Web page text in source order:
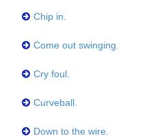
Chip in.
Come out swinging.
Cry foul.
Curveball.
Down to the wire.